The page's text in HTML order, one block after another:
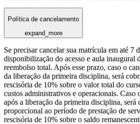
Política de cancelamento
expand_more
Se precisar cancelar sua matrícula em até 7
disponibilização do acesso e aula inaugural
reembolso total. Após esse prazo, caso o
da liberação da primeira disciplina, será
rescisória de 10% sobre o valor total do
custos administrativos e operacionais. Caso
após a liberação da primeira disciplina, será
proporcional ao período de prestação de
rescisória de 10% sobre o saldo